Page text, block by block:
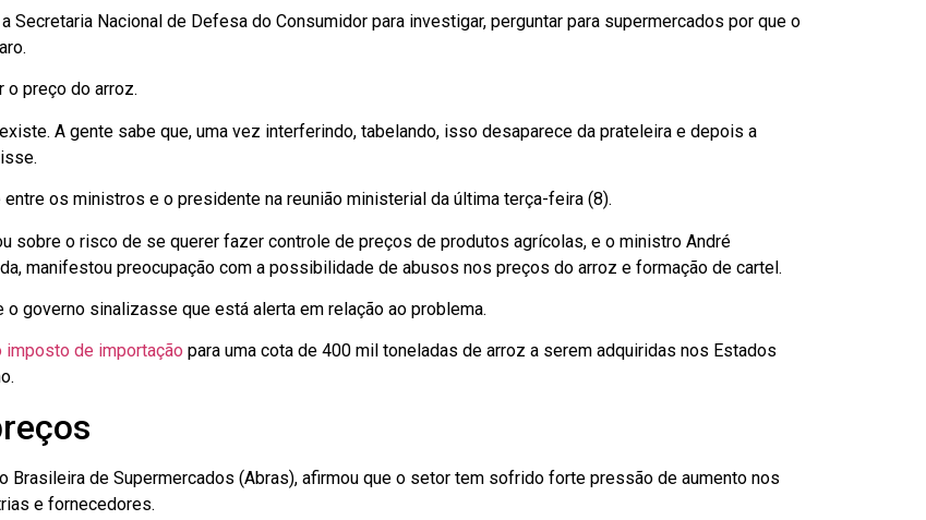
Secretaria Nacional de Defesa do Consumidor para investigar, perguntar para supermercados por que o
o preço do arroz.
A gente sabe que, uma vez interferindo, tabelando, isso desaparece da prateleira e depois a
os ministros e o presidente na reunião ministerial da última terça-feira (8).
sobre o risco de se querer fazer controle de preços de produtos agrícolas, e o ministro André
manifestou preocupação com a possibilidade de abusos nos preços do arroz e formação de cartel.
governo sinalizasse que está alerta em relação ao problema.
de importação para uma cota de 400 mil toneladas de arroz a serem adquiridas nos Estados
Brasileira de Supermercados (Abras), afirmou que o setor tem sofrido forte pressão de aumento nos
e fornecedores.